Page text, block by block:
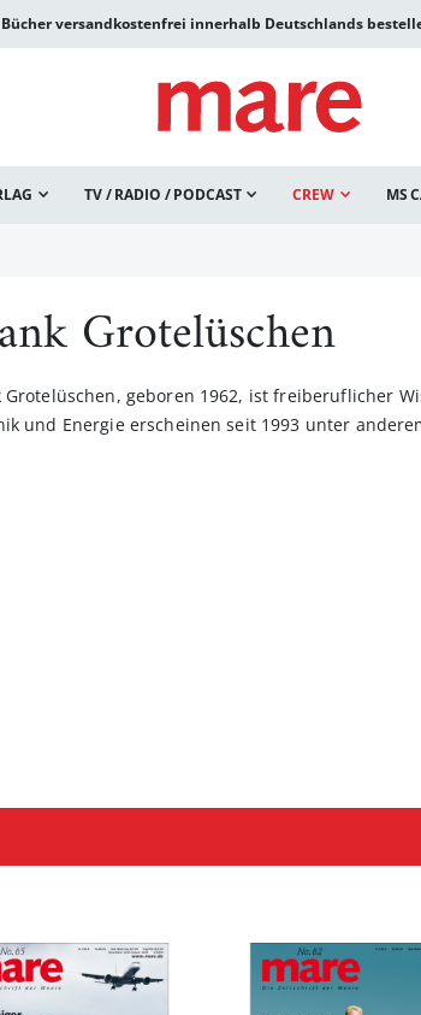
Bücher versandkostenfrei innerhalb Deutschlands
TV / RADIO / PODCAST CREW MS
Grotelüschen
Grotelüschen, geboren 1962, ist freiberuflicher
und Energie erscheinen seit 1993 unter